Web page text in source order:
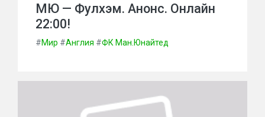
МЮ — Фулхэм. Анонс. Онлайн
22:00!
#Мир #Англия #ФК Ман.Юнайтед